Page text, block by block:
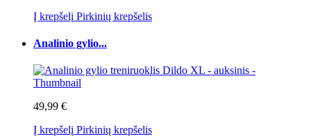
Į krepšelį Pirkinių krepšelis
Analinio gylio...
49,99 €
Į krepšelį Pirkinių krepšelis